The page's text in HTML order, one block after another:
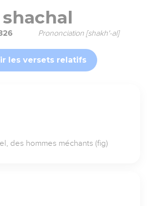
shachal
Prononciation [shakh'-al]
les versets relatifs
des hommes méchants (fig)